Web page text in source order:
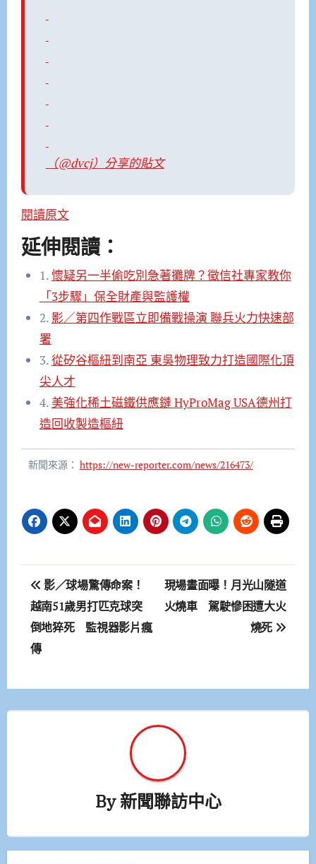
￶（@dvcj）分享的貼文
閱讀原文
延伸閱讀：
1.懷疑另一半偷吃別急著攤牌？徵信社專家教你
「3步驟」保全財產與監護權
2. 影／第四作戰區立即備戰操演 聯兵火力快速部
署
3.從矽谷樞紐到南亞 東吳物理致力打造國際化頂
尖人才
4. 美強化稀土磁鐵供應鏈 HyProMag USA德州打
造回收製造樞紐
新聞來源： https://new-reporter.com/news/216473/
文
章
導
覽
影／球場驚傳命案！
越南51歲男打匹克球突
倒地猝死 監視器影片瘋
傳
現場畫面曝！月光山隧道
火燒車 駕駛慘困遭大火
燒死
By新聞聯訪中心